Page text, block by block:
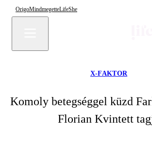
OrigoMindmegetteLifeShe
X-FAKTOR
Komoly betegséggel küzd
Florian Kvintett